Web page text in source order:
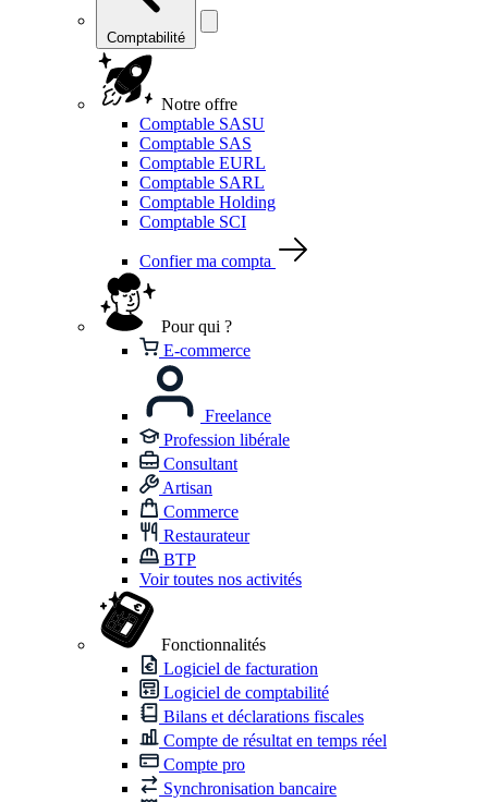
Comptabilité
Notre offre
Comptable SASU
Comptable SAS
Comptable EURL
Comptable SARL
Comptable Holding
Comptable SCI
Confier ma compta
Pour qui ?
E-commerce
Freelance
Profession libérale
Consultant
Artisan
Commerce
Restaurateur
BTP
Voir toutes nos activités
Fonctionnalités
Logiciel de facturation
Logiciel de comptabilité
Bilans et déclarations fiscales
Compte de résultat en temps réel
Compte pro
Synchronisation bancaire